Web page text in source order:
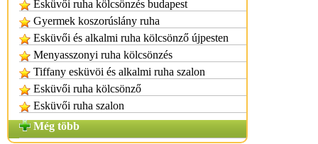
Esküvői ruha kölcsönzés budapest
Gyermek koszorúslány ruha
Esküvői és alkalmi ruha kölcsönző újpesten
Menyasszonyi ruha kölcsönzés
Tiffany esküvöi és alkalmi ruha szalon
Esküvői ruha kölcsönző
Esküvői ruha szalon
Még több